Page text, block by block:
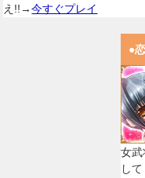
え!!→今すぐプレイ
●
女武
し